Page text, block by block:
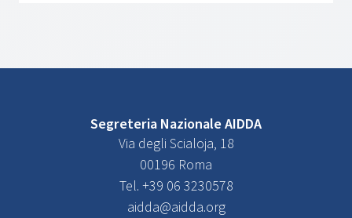
Segreteria Nazionale AIDDA
Via degli Scialoja, 18
00196 Roma
Tel. +39 06 3230578
aidda@aidda.org